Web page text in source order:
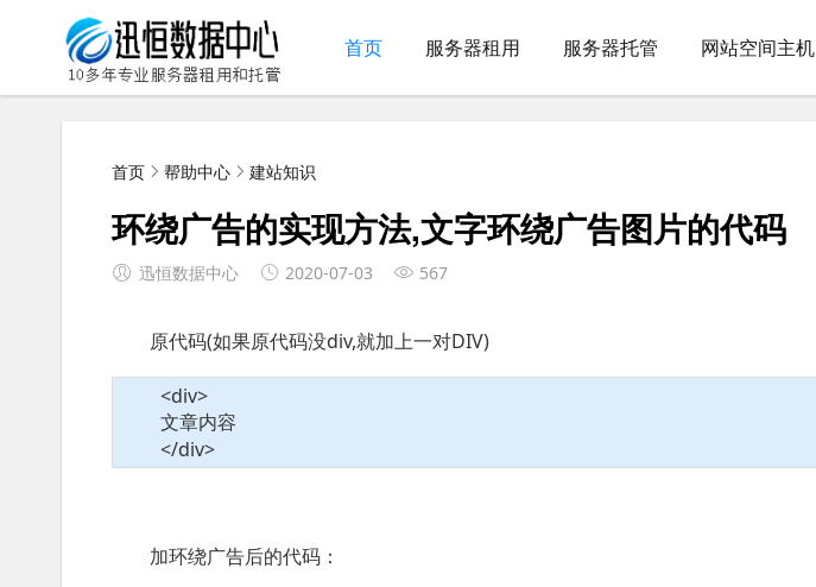
首页 服务器租用 服务器托管 网站空间主机
首页 帮助中心 建站知识
环绕广告的实现方法,文字环绕广告图片的代码
迅恒数据中心 2020-07-03 567
原代码(如果原代码没div,就加上一对DIV)
<div>
文章内容
</div>
加环绕广告后的代码：